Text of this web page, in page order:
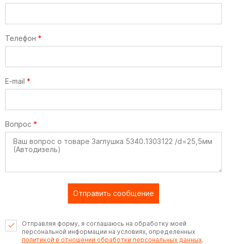
Телефон *
E-mail *
Вопрос *
Отправить сообщение
Отправляя форму, я соглашаюсь на обработку моей
персональной информации на условиях, определенных
политикой в отношении обработки персональных данных.